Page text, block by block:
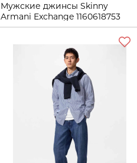
Мужские джинсы Skinny
Armani Exchange 1160618753
(Черный 31)
Купить